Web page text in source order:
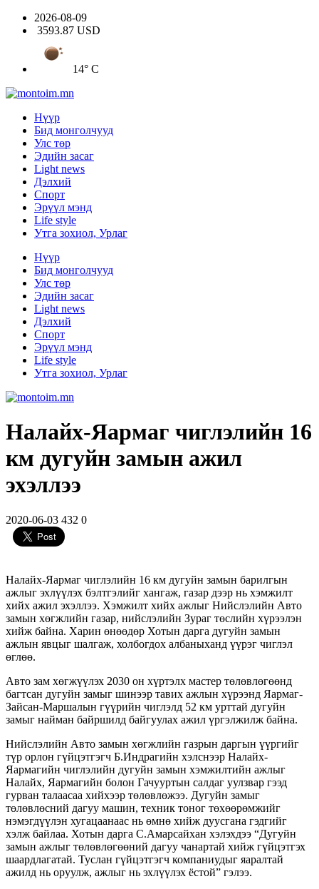
2026-08-09
3593.87 USD
14° C
Нүүр
Бид монголчууд
Улс төр
Эдийн засаг
Light news
Дэлхий
Спорт
Эрүүл мэнд
Life style
Утга зохиол, Урлаг
Нүүр
Бид монголчууд
Улс төр
Эдийн засаг
Light news
Дэлхий
Спорт
Эрүүл мэнд
Life style
Утга зохиол, Урлаг
Налайх-Яармаг чиглэлийн 16
км дугуйн замын ажил
эхэллээ
2020-06-03 432 0
Налайх-Яармаг чиглэлийн 16 км дугуйн замын барилгын
ажлыг эхлүүлэх бэлтгэлийг хангаж, газар дээр нь хэмжилт
хийх ажил эхэллээ. Хэмжилт хийх ажлыг Нийслэлийн Авто
замын хөгжлийн газар, нийслэлийн Зураг төслийн хүрээлэн
хийж байна. Харин өнөөдөр Хотын дарга дугуйн замын
ажлын явцыг шалгаж, холбогдох албаныханд үүрэг чиглэл
өглөө.
Авто зам хөгжүүлэх 2030 он хүртэлх мастер төлөвлөгөөнд
багтсан дугуйн замыг шинээр тавих ажлын хүрээнд Яармаг-
Зайсан-Маршалын гүүрийн чиглэлд 52 км урттай дугуйн
замыг найман байршилд байгуулах ажил үргэлжилж байна.
Нийслэлийн Авто замын хөгжлийн газрын даргын үүргийг
түр орлон гүйцэтгэгч Б.Индрагийн хэлснээр Налайх-
Яармагийн чиглэлийн дугуйн замын хэмжилтийн ажлыг
Налайх, Яармагийн болон Гачууртын салдаг уулзвар гээд
гурван талаасаа хийхээр төлөвлөжээ. Дугуйн замыг
төлөвлөсний дагуу машин, техник тоног төхөөрөмжийг
нэмэгдүүлэн хугацаанаас нь өмнө хийж дуусгана гэдгийг
хэлж байлаа. Хотын дарга С.Амарсайхан хэлэхдээ “Дугуйн
замын ажлыг төлөвлөгөөний дагуу чанартай хийж гүйцэтгэх
шаардлагатай. Туслан гүйцэтгэгч компаниудыг яаралтай
ажилд нь оруулж, ажлыг нь эхлүүлэх ёстой” гэлээ.